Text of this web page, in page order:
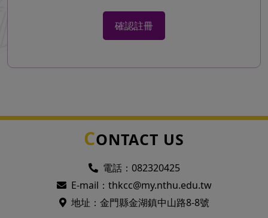
確認註冊
CONTACT US
電話： 082320425
E-mail： thkcc@my.nthu.edu.tw
地址：金門縣金湖鎮中山路8-8號